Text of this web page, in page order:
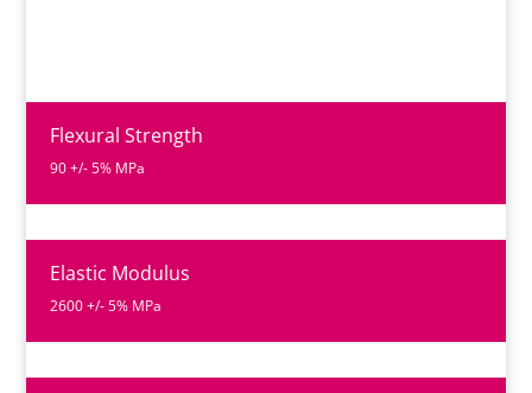
Flexural Strength
90 +/- 5% MPa
Elastic Modulus
2600 +/- 5% MPa